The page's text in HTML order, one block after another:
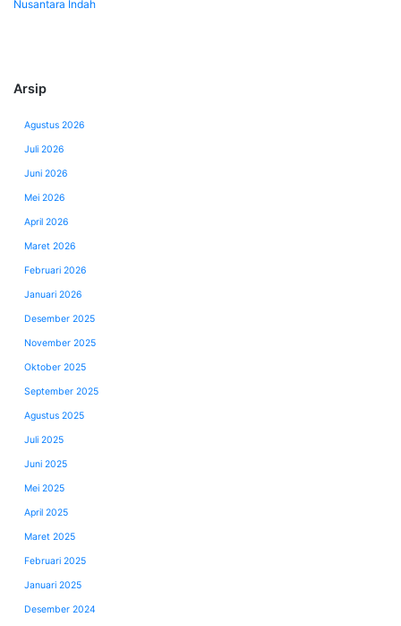
Nusantara Indah
Arsip
Agustus 2026
Juli 2026
Juni 2026
Mei 2026
April 2026
Maret 2026
Februari 2026
Januari 2026
Desember 2025
November 2025
Oktober 2025
September 2025
Agustus 2025
Juli 2025
Juni 2025
Mei 2025
April 2025
Maret 2025
Februari 2025
Januari 2025
Desember 2024